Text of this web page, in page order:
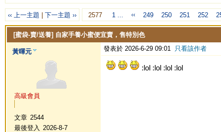
‹‹ 上一主題 下一主題 ›› 2577 1 ... ‹‹ 249 250 251 252
[蜜袋-賣/送養] 自家手養小蜜便宜賣，售特別色
黃暉元
高級會員
文章 2544
最後登入
2026-8-7
發表於 2026-6-29 09:01 只看該作者
:lol :lol :lol :lol